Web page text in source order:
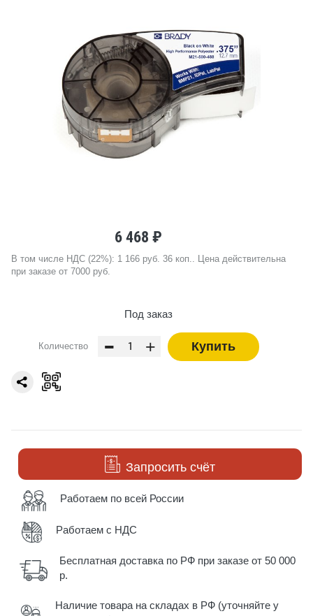
6 468 ₽
В том числе НДС (22%): 1 166 руб. 36 коп.. Цена действительна
при заказе от 7000 руб.
Под заказ
Количество - + Купить
Запросить счёт
Работаем по всей России
Работаем с НДС
Бесплатная доставка по РФ при заказе от 50 000
р.
Наличие товара на складах в РФ (уточняйте у